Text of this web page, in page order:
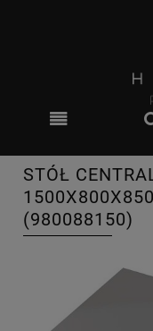
STÓŁ
(980088150)